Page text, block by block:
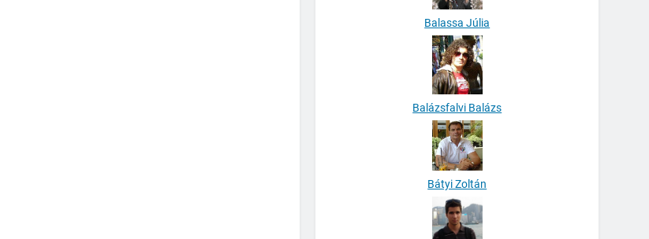
Balassa Júlia
Balázsfalvi Balázs
Bátyi Zoltán